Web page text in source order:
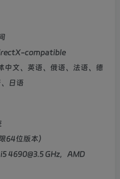
compatible
中文、英语、俄语、法语、德
日语
64位版本）
4690@3.5 GHz，AMD